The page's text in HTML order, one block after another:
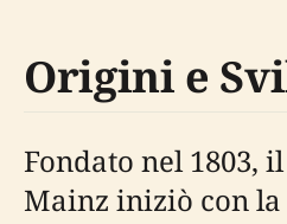
Origini e
Fondato nel 1803,
Mainz iniziò con